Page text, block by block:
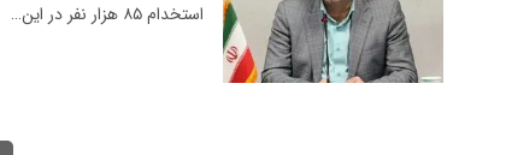
استخدام ۸۵ هزار نفر در این…